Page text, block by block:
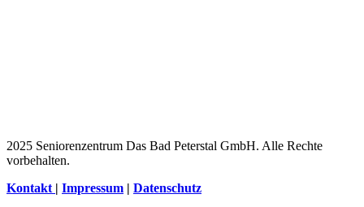
2025 Seniorenzentrum Das Bad Peterstal GmbH. Alle Rechte
vorbehalten.
Kontakt | Impressum | Datenschutz